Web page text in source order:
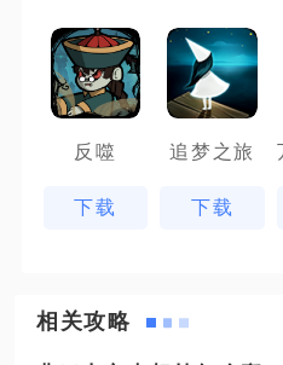
反噬
下载
追梦之旅
下载
相关攻略